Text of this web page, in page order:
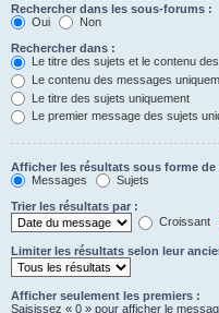
Rechercher dans les sous-forums :
Oui
Non
Rechercher dans :
Le titre des sujets et le contenu
Le contenu des messages
Le titre des sujets uniquement
Le premier message des sujets
Afficher les résultats sous forme de
Messages
Sujets
Trier les résultats par :
Croissant
Limiter les résultats selon leur
Afficher seulement les premiers :
Saisissez « 0 » pour afficher le